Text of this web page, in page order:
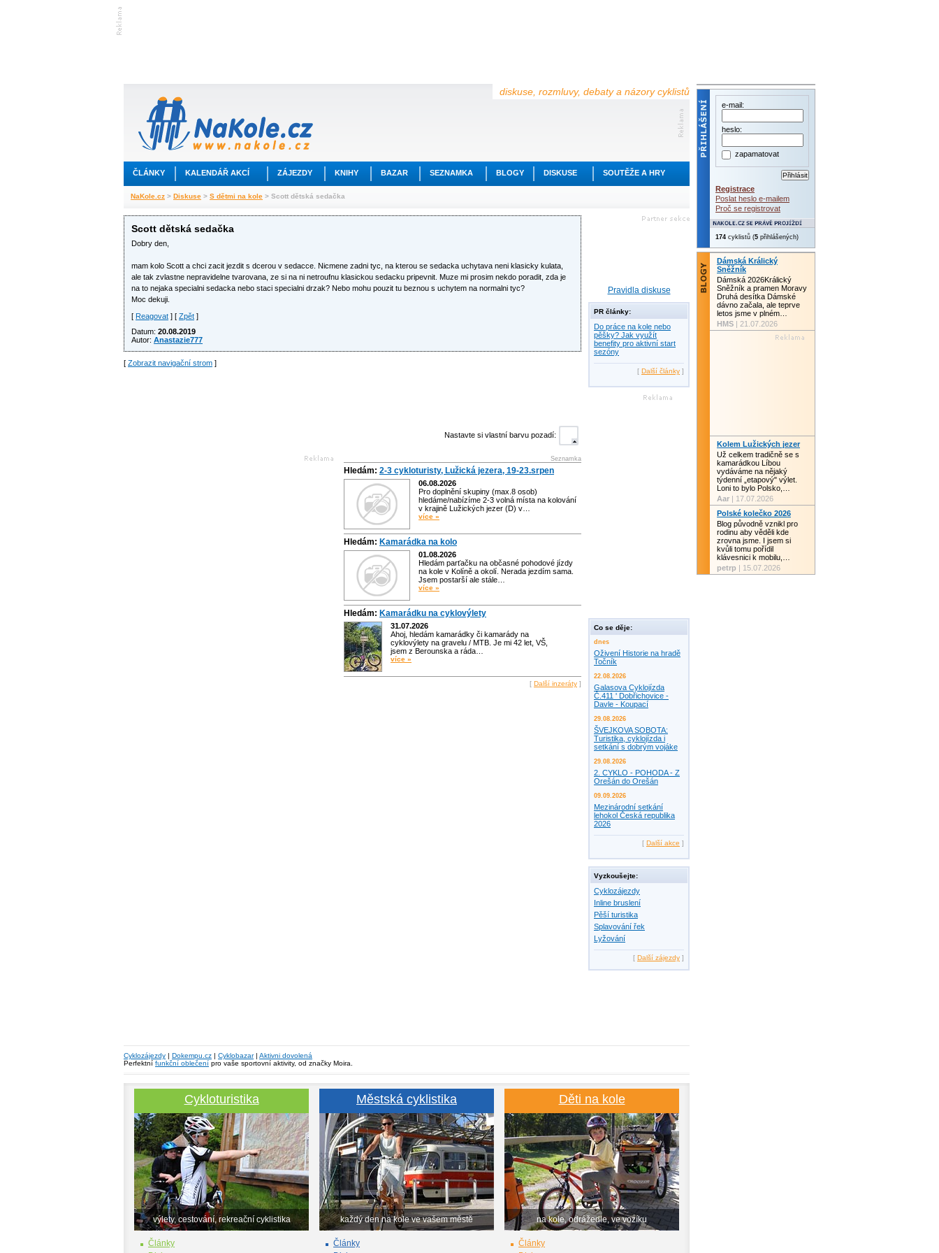
diskuse, rozmluvy, debaty a názory cyklistů
ČLÁNKY KALENDÁŘ AKCÍ ZÁJEZDY KNIHY BAZAR SEZNAMKA BLOGY DISKUSE SOUTĚŽE A HRY
NaKole.cz > Diskuse > S dětmi na kole > Scott dětská sedačka
Scott dětská sedačka
Dobry den,
mam kolo Scott a chci zacit jezdit s dcerou v sedacce. Nicmene zadni tyc, na kterou se sedacka uchytava neni klasicky kulata,
ale tak zvlastne nepravidelne tvarovana, ze si na ni netroufnu klasickou sedacku pripevnit. Muze mi prosim nekdo poradit, zda je
na to nejaka specialni sedacka nebo staci specialni drzak? Nebo mohu pouzit tu beznou s uchytem na normalni tyc?
Moc dekuji.
[ Reagovat ] [ Zpět ]
Datum: 20.08.2019
Autor: Anastazie777
[ Zobrazit navigační strom ]
Nastavte si vlastní barvu pozadí:
Seznamka
Hledám: 2-3 cykloturisty, Lužická jezera, 19-23.srpen
06.08.2026
Pro doplnění skupiny (max.8 osob)
hledáme/nabízíme 2-3 volná místa na kolování
v krajině Lužických jezer (D) v…
více »
Hledám: Kamarádka na kolo
01.08.2026
Hledám parťačku na občasné pohodové jízdy
na kole v Kolíně a okolí. Nerada jezdím sama.
Jsem postarší ale stále…
více »
Hledám: Kamarádku na cyklovýlety
31.07.2026
Ahoj, hledám kamarádky či kamarády na
cyklovýlety na gravelu / MTB. Je mi 42 let, VŠ,
jsem z Berounska a ráda…
více »
[ Další inzeráty ]
Pravidla diskuse
PR články:
Do práce na kole nebo
pěšky? Jak využít
benefity pro aktivní start
sezóny
[ Další články ]
Co se děje:
dnes
Oživení Historie na hradě
Točník
22.08.2026
Galasova Cyklojízda
Č.411 ' Dobřichovice -
Davle - Koupací
29.08.2026
ŠVEJKOVA SOBOTA:
Turistika, cyklojízda i
setkání s dobrým vojáke
29.08.2026
2. CYKLO - POHODA - Z
Orešán do Orešán
09.09.2026
Mezinárodní setkání
lehokol Česká republika
2026
[ Další akce ]
Vyzkoušejte:
Cyklozájezdy
Inline bruslení
Pěší turistika
Splavování řek
Lyžování
[ Další zájezdy ]
Cyklozájezdy | Dokempu.cz | Cyklobazar| Aktivni dovolená
Perfektní funkční oblečení pro vaše sportovní aktivity, od značky Moira.
Cykloturistika
výlety, cestování, rekreační cyklistika
Články
Městská cyklistika
každý den na kole ve vašem městě
Články
Děti na kole
na kole, odrážedle, ve vozíku
Články
e-mail:
heslo:
zapamatovat
Registrace
Poslat heslo e-mailem
Proč se registrovat
174 cyklistů (5 přihlášených)
Dámská Králický
Sněžník
Dámská 2026Králický
Sněžník a pramen Moravy
Druhá desítka Dámské
dávno začala, ale teprve
letos jsme v plném…
HMS | 21.07.2026
Kolem Lužických jezer
Už celkem tradičně se s
kamarádkou Líbou
vydáváme na nějaký
týdenní „etapový" výlet.
Loni to bylo Polsko,…
Aar | 17.07.2026
Polské kolečko 2026
Blog původně vznikl pro
rodinu aby věděli kde
zrovna jsme. I jsem si
kvůli tomu pořídil
klávesnici k mobilu,…
petrp | 15.07.2026